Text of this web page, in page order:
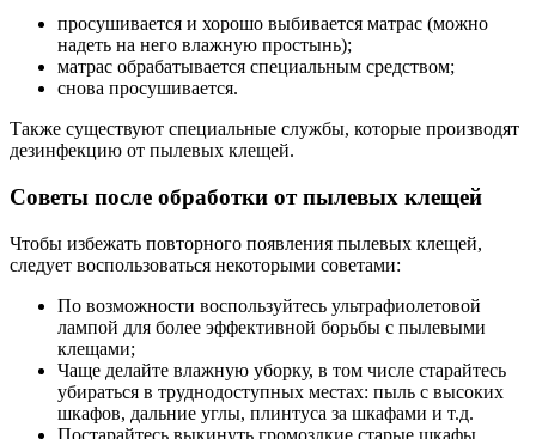
просушивается и хорошо выбивается матрас (можно
надеть на него влажную простынь);
матрас обрабатывается специальным средством;
снова просушивается.
Также существуют специальные службы, которые производят
дезинфекцию от пылевых клещей.
Советы после обработки от пылевых клещей
Чтобы избежать повторного появления пылевых клещей,
следует воспользоваться некоторыми советами:
По возможности воспользуйтесь ультрафиолетовой
лампой для более эффективной борьбы с пылевыми
клещами;
Чаще делайте влажную уборку, в том числе старайтесь
убираться в труднодоступных местах: пыль с высоких
шкафов, дальние углы, плинтуса за шкафами и т.д.
Постарайтесь выкинуть громоздкие старые шкафы,